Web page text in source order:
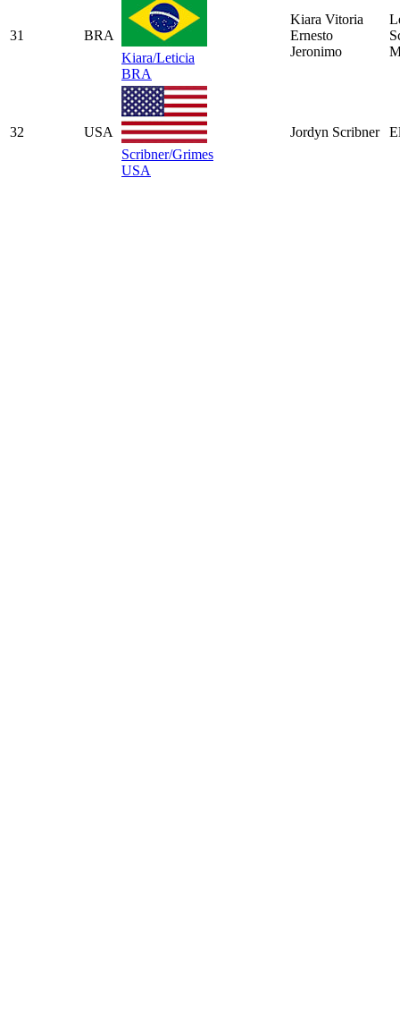
31
BRA
Kiara/Leticia
BRA
Kiara Vitoria
Ernesto
Jeronimo
32
USA
Scribner/Grimes
USA
Jordyn Scribner